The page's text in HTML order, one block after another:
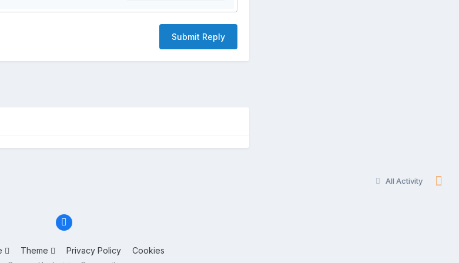
Submit Reply
All Activity
Theme Privacy Policy Cookies